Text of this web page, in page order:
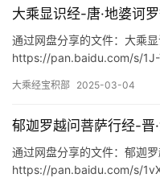
库
全
书
国
县
志
大乘显识经-唐·地婆诃
通过网盘分享的文件：大乘
https://pan.baidu.com/s/
大乘经宝积部 2025-03-04
郁迦罗越问菩萨行经-晋
通过网盘分享的文件：郁迦
https://pan.baidu.com/s/